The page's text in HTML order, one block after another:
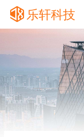
乐轩科技